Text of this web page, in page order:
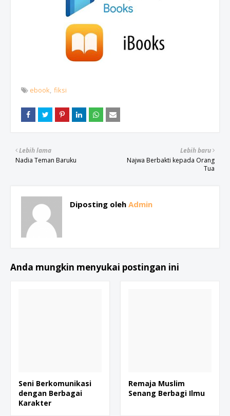
ebook fiksi
Lebih baru
Najwa Berbakti kepada Orang
Tua
Lebih lama
Nadia Teman Baruku
Diposting oleh Admin
Anda mungkin menyukai postingan ini
Seni Berkomunikasi
dengan Berbagai
Karakter
Remaja Muslim
Senang Berbagi Ilmu